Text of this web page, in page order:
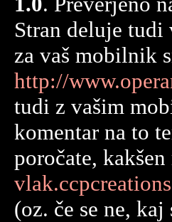
Stran deluje
za vaš mobilnik
http://
tudi z vašim
komentar na to
poročate,
(oz. če se ne, kaj